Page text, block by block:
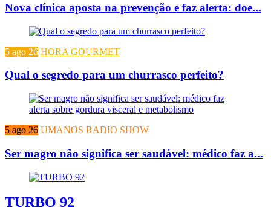
Nova clínica aposta na prevenção e faz alerta: doe...
5 ago 26 HORA GOURMET
Qual o segredo para um churrasco perfeito?
5 ago 26 UMANOS RADIO SHOW
Ser magro não significa ser saudável: médico faz a...
TURBO 92